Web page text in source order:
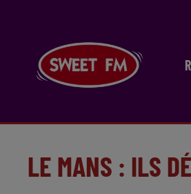
LE MANS : ILS